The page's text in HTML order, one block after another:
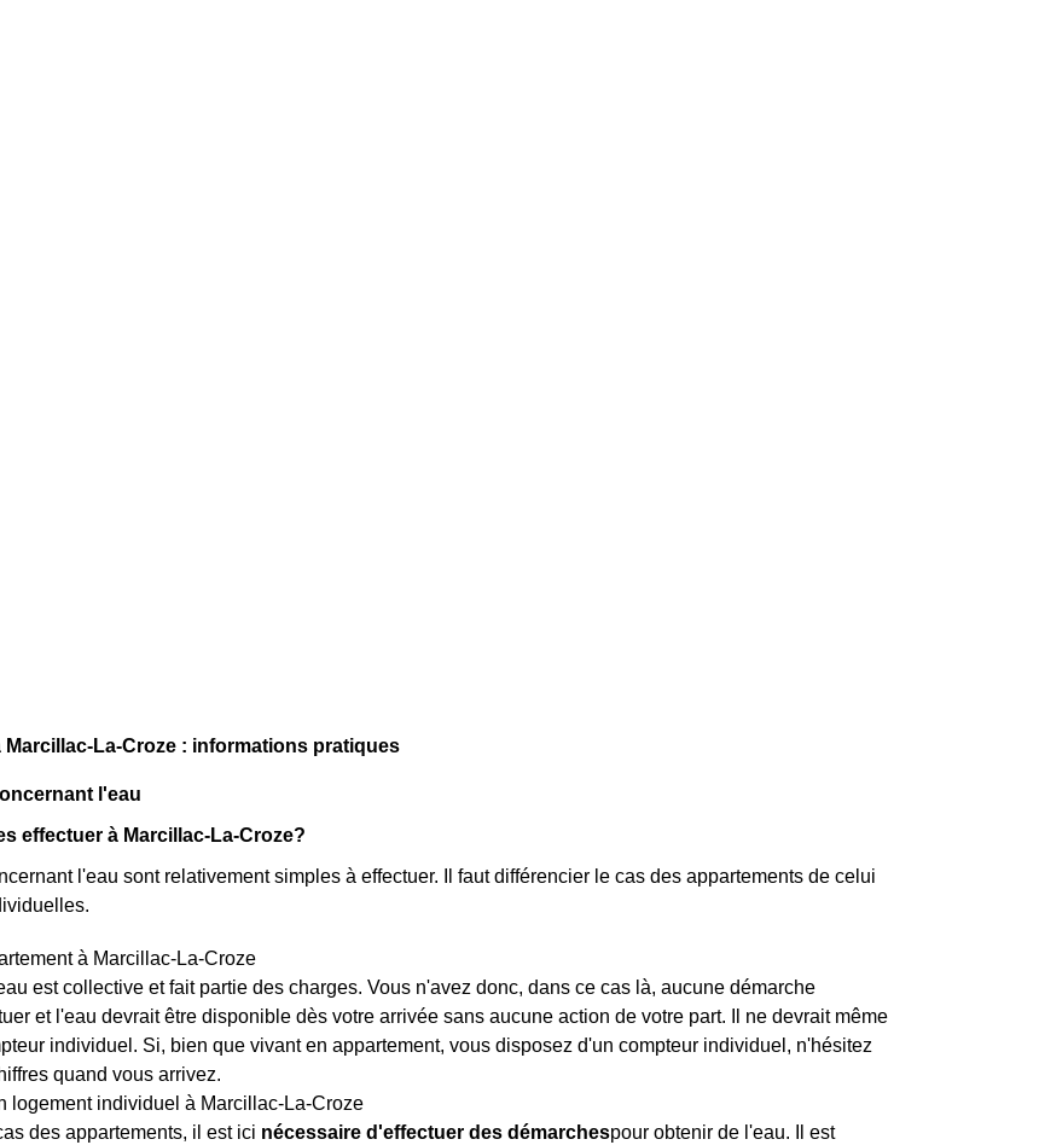
Marcillac-La-Croze : informations pratiques
l'eau
effectuer à Marcillac-La-Croze?
l'eau sont relativement simples à effectuer. Il faut différencier le cas des appartements de celui
à Marcillac-La-Croze
est collective et fait partie des charges. Vous n'avez donc, dans ce cas là, aucune démarche
et l'eau devrait être disponible dès votre arrivée sans aucune action de votre part. Il ne devrait même
individuel. Si, bien que vivant en appartement, vous disposez d'un compteur individuel, n'hésitez
quand vous arrivez.
logement individuel à Marcillac-La-Croze
des appartements, il est ici nécessaire d'effectuer des démarchespour obtenir de l'eau. Il est